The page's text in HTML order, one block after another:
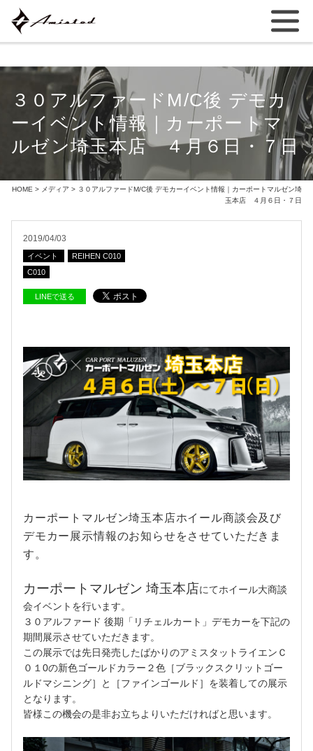
３０アルファードM/C後 デモカ
ーイベント情報｜カーポートマ
ルゼン埼玉本店 ４月６日・７日
HOME > メディア > ３０アルファードM/C後 デモカーイベント情報｜カーポートマルゼン埼
玉本店 ４月６日・７日
2019/04/03
イベント
REIHEN C010
C010
LINEで送る
カーポートマルゼン埼玉本店ホイール商談会及び
デモカー展示情報のお知らせをさせていただきま
す。
カーポートマルゼン 埼玉本店にてホイール大商談
会イベントを行います。
３０アルファード 後期「リチェルカート」デモカーを下記の
期間展示させていただきます。
この展示では先日発売したばかりのアミスタットライエンＣ
０１0の新色ゴールドカラー２色［ブラックスクリットゴー
ルドマシニング］と［ファインゴールド］を装着しての展示
となります。
皆様この機会の是非お立ちよりいただければと思います。